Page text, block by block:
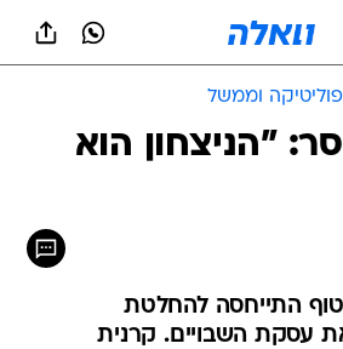
פוליטיקה וממשל
"הניצחון הוא
התייחסה להחלטת
עסקת השבויים. קרנית